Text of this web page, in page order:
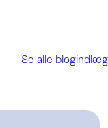
Se alle blogindlæg